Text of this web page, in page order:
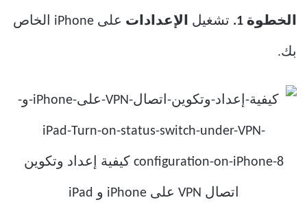
الخطوة 1. تشغيل الإعدادات على iPhone الخاص
بك.